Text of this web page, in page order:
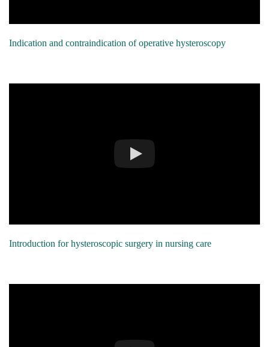
Indication and contraindication of operative hysteroscopy
Introduction for hysteroscopic surgery in nursing care